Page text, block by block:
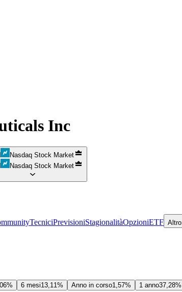
Inc
Nasdaq Stock Market
Nasdaq Stock Market
TecniciPrevisioniStagionalitàOpzioniETF Altro
6 mesi13,11% Anno in corso1,57% 1 anno37,28%